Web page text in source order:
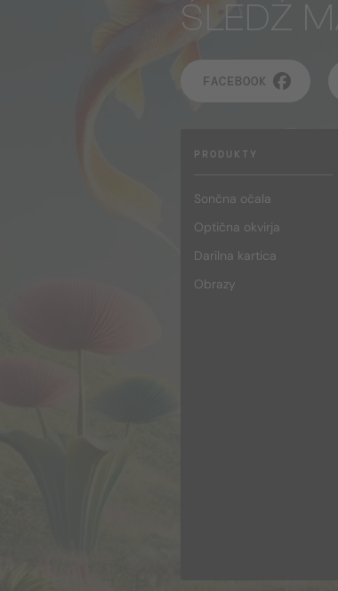
ŚLEDŹ
FACEBOOK
PRODUKTY
Sončna očala
Optična okvirja
Darilna kartica
Obrazy